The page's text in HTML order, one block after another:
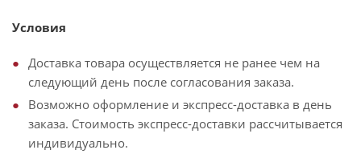
Условия
Доставка товара осуществляется не ранее чем на
следующий день после согласования заказа.
Возможно оформление и экспресс-доставка в день
заказа. Стоимость экспресс-доставки рассчитывается
индивидуально.